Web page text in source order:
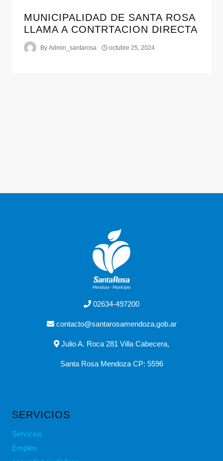
MUNICIPALIDAD DE SANTA ROSA
LLAMA A CONTRTACION DIRECTA
By Admin_santarosa octubre 25, 2024
02634-497200
contacto@santarosamendoza.gob.ar
Julio A. Roca 281 Villa Cabecera,
Santa Rosa Mendoza CP: 5596
SERVICIOS
Servicios
Empleo